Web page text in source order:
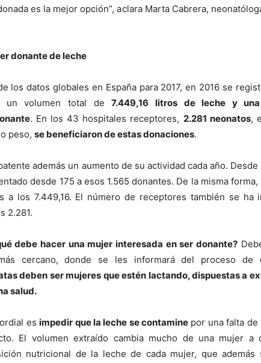
es la mejor opción”, aclara Marta Cabrera,
donante de leche
los datos globales en España para 2017, en 2016 se
un volumen total de7.449,16 litros de leche y
. En los 43 hospitales receptores, 2.281 neonatos,
peso, se beneficiaron de estas donaciones.
además un aumento de su actividad cada año.
desde 175 a esos 1.565 donantes. De la misma
a los 7.449,16. El número de receptores también se ha
2.281.
debe hacer una mujer interesada en ser donante?
cercano, donde se les informará del proceso de
deben ser mujeres que estén lactando, dispuestas a
salud.
esimpedir que la leche se contamine por una falta
El volumen extraído cambia mucho de una mujer a
nutricional de la leche de cada mujer, que además